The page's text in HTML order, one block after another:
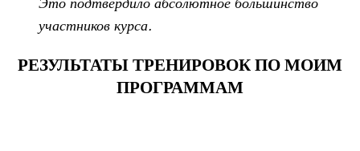
участников курса.
РЕЗУЛЬТАТЫ ТРЕНИРОВОК ПО МОИМ
ПРОГРАММАМ